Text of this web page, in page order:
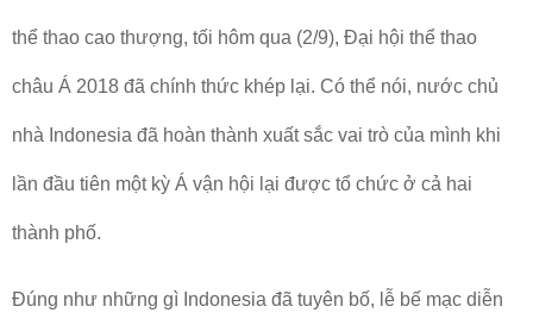
thể thao cao thượng, tối hôm qua (2/9), Đại hội thể thao
châu Á 2018 đã chính thức khép lại. Có thể nói, nước chủ
nhà Indonesia đã hoàn thành xuất sắc vai trò của mình khi
lần đầu tiên một kỳ Á vận hội lại được tổ chức ở cả hai
thành phố.
Đúng như những gì Indonesia đã tuyên bố, lễ bế mạc diễn